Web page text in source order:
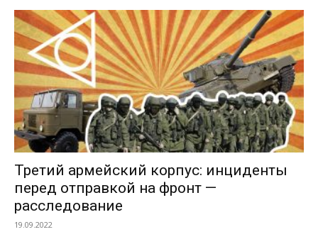
Третий армейский корпус: инциденты
перед отправкой на фронт —
расследование
19.09.2022